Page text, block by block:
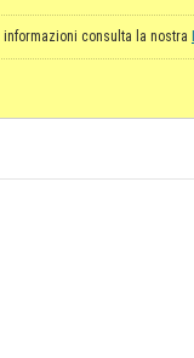
consulta la nostra